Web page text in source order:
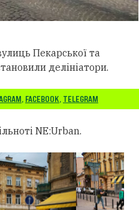
Пекарської та
делініатори.
, FACEBOOK, TELEGRAM
NE:Urban.